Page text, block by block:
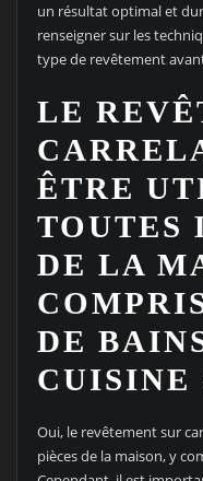
un résultat optimal et
renseigner sur les
type de revêtement
LE
ÊTRE
TOUTES
DE LA
DE
CUISINE
Oui, le revêtement sur
pièces de la maison, y